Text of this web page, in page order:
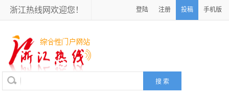
浙江热线网欢迎您！ 登陆 注册 投稿 手机版